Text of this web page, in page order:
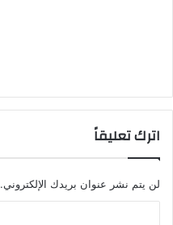
اترك تعليقاً
لن يتم نشر عنوان بريدك الإلكتروني.